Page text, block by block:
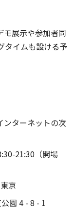
モ展示や参加者同
タイムも設ける予
ンターネットの次
21:30（開場
京
4 - 8 - 1